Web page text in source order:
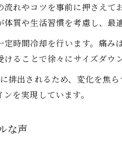
冷却で理想のボディライン
県で人気の脂肪冷却の魅力
肪冷却の施術後に期待できる
冷却で叶う無理のない部分
冷却が支持される千葉県女
を活用した美しいラインの作
で叶える脂肪冷却による部分
れやコツを事前に押さえ
質や生活習慣を考慮し、最
時間冷却を行います。痛
ることで徐々にサイズダウ
排出されるため、変化を焦
を実現しています。
な声